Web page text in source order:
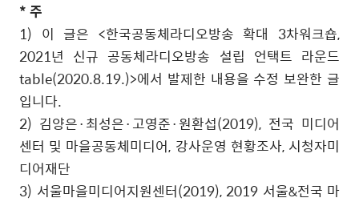
* 주
1) 이 글은 <한국공동체라디오방송 확대 3차워크숍,
2021년 신규 공동체라디오방송 설립 언택트 라운드
table(2020.8.19.)>에서 발제한 내용을 수정 보완한 글
입니다.
2) 김양은·최성은·고영준·원환섭(2019), 전국 미디어
센터 및 마을공동체미디어, 강사운영 현황조사, 시청자미
디어재단
3) 서울마을미디어지원센터(2019), 2019 서울&전국 마